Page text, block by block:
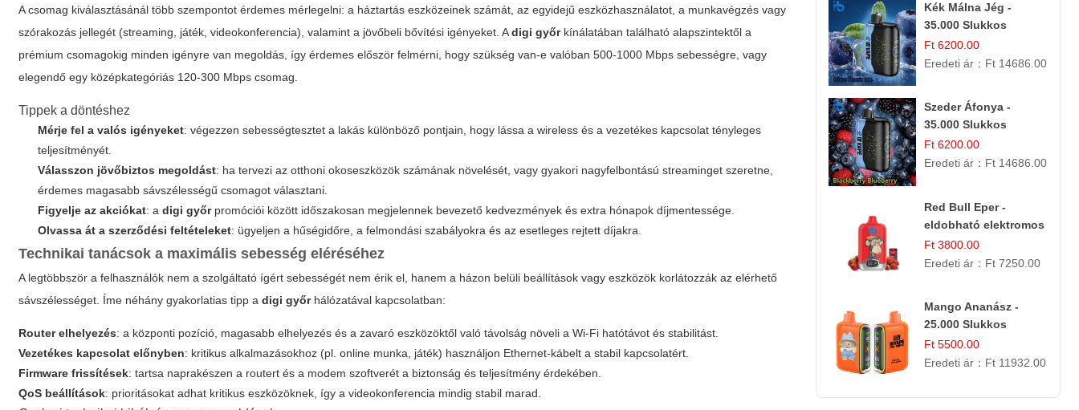
A csomag kiválasztásánál több szempontot érdemes mérlegelni: a háztartás eszközeinek számát, az egyidejű eszközhasználatot, a munkavégzés vagy
szórakozás jellegét (streaming, játék, videokonferencia), valamint a jövőbeli bővítési igényeket. Adigi győrkínálatában található alapszintektől a
prémium csomagokig minden igényre van megoldás, így érdemes először felmérni, hogy szükség van-e valóban 500-1000 Mbps sebességre, vagy
elegendő egy középkategóriás 120-300 Mbps csomag.
Tippek a döntéshez
Mérje fel a valós igényeket: végezzen sebességtesztet a lakás különböző pontjain, hogy lássa a wireless és a vezetékes kapcsolat tényleges
teljesítményét.
Válasszon jövőbiztos megoldást: ha tervezi az otthoni okoseszközök számának növelését, vagy gyakori nagyfelbontású streaminget szeretne,
érdemes magasabb sávszélességű csomagot választani.
Figyelje az akciókat: adigi győrpromóciói között időszakosan megjelennek bevezető kedvezmények és extra hónapok díjmentessége.
Olvassa át a szerződési feltételeket: ügyeljen a hűségidőre, a felmondási szabályokra és az esetleges rejtett díjakra.
Technikai tanácsok a maximális sebesség eléréséhez
A legtöbbször a felhasználók nem a szolgáltató ígért sebességét nem érik el, hanem a házon belüli beállítások vagy eszközök korlátozzák az elérhető
sávszélességet. Íme néhány gyakorlatias tipp adigi győrhálózatával kapcsolatban:
Router elhelyezés: a központi pozíció, magasabb elhelyezés és a zavaró eszközöktől való távolság növeli a Wi-Fi hatótávot és stabilitást.
Vezetékes kapcsolat előnyben: kritikus alkalmazásokhoz (pl. online munka, játék) használjon Ethernet-kábelt a stabil kapcsolatért.
Firmware frissítések: tartsa naprakészen a routert és a modem szoftverét a biztonság és teljesítmény érdekében.
QoS beállítások: prioritásokat adhat kritikus eszközöknek, így a videokonferencia mindig stabil marad.
Kék Málna Jég -
35.000 Slukkos
eldobható E-cigaretta
| Frissítő Ízélmény
Ft 6200.00
Eredeti ár： Ft 14686.00
Szeder Áfonya -
35.000 Slukkos
Egyszer Használatos
E-cigaretta | Prémium
Ft 6200.00
Eredeti ár： Ft 14686.00
Red Bull Eper -
eldobható elektromos
cigi | Energizáló
Gyümölcs Íz
Ft 3800.00
Eredeti ár： Ft 7250.00
Mango Ananász -
25.000 Slukkos
eldobható E-cigaretta
| Trópusi Ízélmény
Ft 5500.00
Eredeti ár： Ft 11932.00